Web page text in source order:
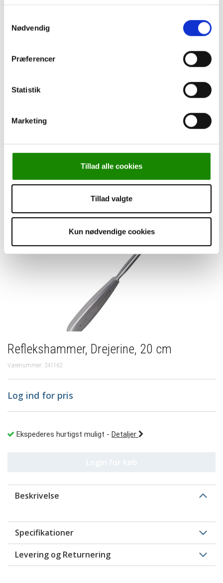
Nødvendig
Præferencer
Statistik
Marketing
Tillad alle cookies
Tillad valgte
Kun nødvendige cookies
Leasing
Persondatapolitik
Kurser
Forside - Klinikudstyr - Diagnosticering - Reflekshammer,
Drejerine, 20 cm
Reflekshammer, Drejerine, 20 cm
Varenummer: 241162
Log ind for pris
Ekspederes hurtigst muligt - Detaljer
Beskrivelse
Specifikationer
Levering og Returnering